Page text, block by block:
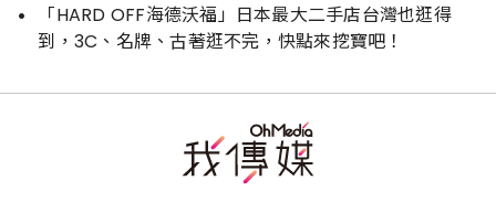
「HARD OFF海德沃福」日本最大二手店台灣也逛得
到，3C、名牌、古著逛不完，快點來挖寶吧！